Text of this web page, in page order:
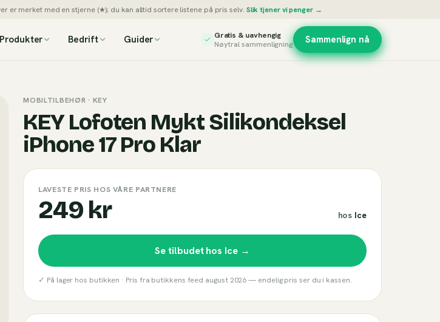
er merket med en stjerne (★); du kan alltid sortere listene på pris selv. Slik tjener vi penger →
Produkter Bedrift Guider
Gratis & uavhengig
Nøytral sammenligning
Sammenlign nå
MOBILTILBEHØR · KEY
KEY Lofoten Mykt Silikondeksel
iPhone 17 Pro Klar
LAVESTE PRIS HOS VÅRE PARTNERE
249 kr hos Ice
Se tilbudet hos Ice→
✓ På lager hos butikken · Pris fra butikkens feed august 2026— endelig pris ser du i kassen.